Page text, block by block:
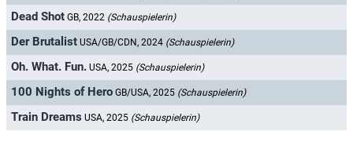
Dead Shot GB, 2022 (Schauspielerin)
Der Brutalist USA/GB/CDN, 2024 (Schauspielerin)
Oh. What. Fun. USA, 2025 (Schauspielerin)
100 Nights of Hero GB/USA, 2025 (Schauspielerin)
Train Dreams USA, 2025 (Schauspielerin)